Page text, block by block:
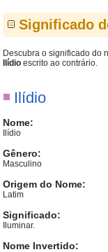
Significado
Descubra o significado do
Ilídio escrito ao contrário.
Ilídio
Nome:
Ilídio
Gênero:
Masculino
Origem do Nome:
Latim
Significado:
Iluminar.
Nome Invertido: